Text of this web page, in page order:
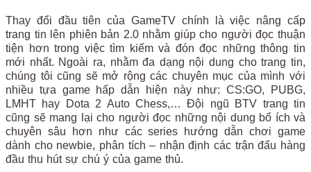
Thay đổi đầu tiên của GameTV chính là việc nâng cấp
trang tin lên phiên bản 2.0 nhằm giúp cho người đọc thuận
tiện hơn trong việc tìm kiếm và đón đọc những thông tin
mới nhất. Ngoài ra, nhằm đa dạng nội dung cho trang tin,
chúng tôi cũng sẽ mở rộng các chuyên mục của mình với
nhiều tựa game hấp dẫn hiện này như: CS:GO, PUBG,
LMHT hay Dota 2 Auto Chess,… Đội ngũ BTV trang tin
cũng sẽ mang lại cho người đọc những nội dung bổ ích và
chuyên sâu hơn như các series hướng dẫn chơi game
dành cho newbie, phân tích – nhận định các trận đấu hàng
đầu thu hút sự chú ý của game thủ.